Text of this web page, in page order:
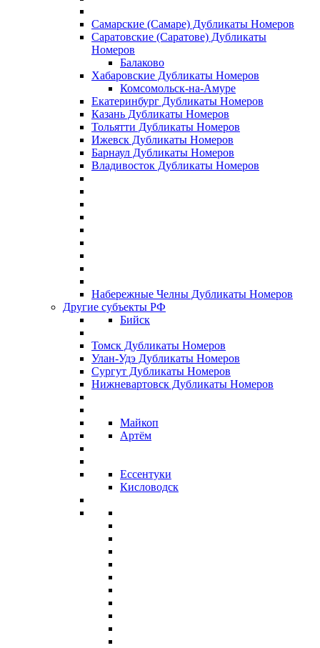
Самарские (Самаре) Дубликаты Номеров
Саратовские (Саратове) Дубликаты
Номеров
Балаково
Хабаровские Дубликаты Номеров
Комсомольск-на-Амуре
Екатеринбург Дубликаты Номеров
Казань Дубликаты Номеров
Тольятти Дубликаты Номеров
Ижевск Дубликаты Номеров
Барнаул Дубликаты Номеров
Владивосток Дубликаты Номеров
Набережные Челны Дубликаты Номеров
Другие субъекты РФ
Бийск
Томск Дубликаты Номеров
Улан-Удэ Дубликаты Номеров
Сургут Дубликаты Номеров
Нижневартовск Дубликаты Номеров
Майкоп
Артём
Ессентуки
Кисловодск